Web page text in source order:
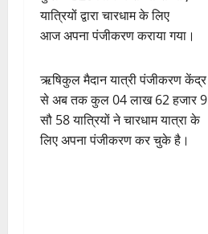
यात्रियों द्वारा चारधाम के लिए
आज अपना पंजीकरण कराया गया।
ऋषिकुल मैदान यात्री पंजीकरण केंद्र
से अब तक कुल 04 लाख 62 हजार 9
सौ 58 यात्रियों ने चारधाम यात्रा के
लिए अपना पंजीकरण कर चुके है।